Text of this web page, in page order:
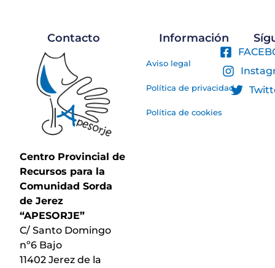
Contacto
Centro Provincial de
Recursos para la
Comunidad Sorda
de Jerez
“APESORJE”
C/ Santo Domingo
nº6 Bajo
11402 Jerez de la
Información
Aviso legal
Política de privacidad
Política de cookies